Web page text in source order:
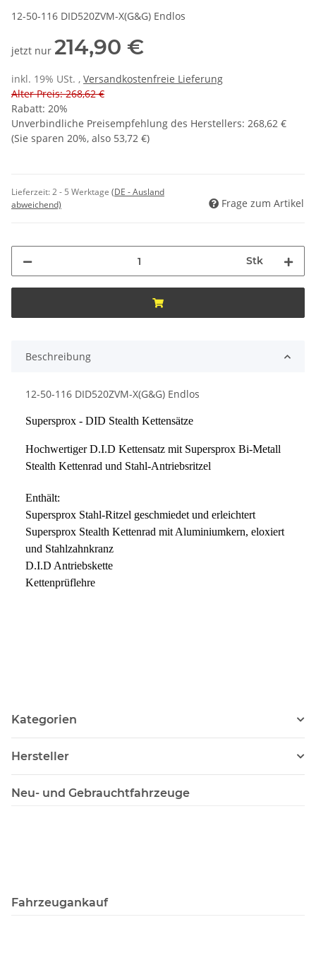
12-50-116 DID520ZVM-X(G&G) Endlos
jetzt nur 214,90 €
inkl. 19% USt. , Versandkostenfreie Lieferung
Alter Preis: 268,62 €
Rabatt: 20%
Unverbindliche Preisempfehlung des Herstellers: 268,62 €
(Sie sparen 20%, also 53,72 €)
Lieferzeit:2 - 5 Werktage (DE - Ausland
abweichend)
Frage zum Artikel
Stk
Beschreibung
12-50-116 DID520ZVM-X(G&G) Endlos
Supersprox - DID Stealth Kettensätze
Hochwertiger D.I.D Kettensatz mit Supersprox Bi-Metall
Stealth Kettenrad und Stahl-Antriebsritzel
Enthält:
Supersprox Stahl-Ritzel geschmiedet und erleichtert
Supersprox Stealth Kettenrad mit Aluminiumkern, eloxiert
und Stahlzahnkranz
D.I.D Antriebskette
Kettenprüflehre
Kategorien
Hersteller
Neu- und Gebrauchtfahrzeuge
Fahrzeugankauf